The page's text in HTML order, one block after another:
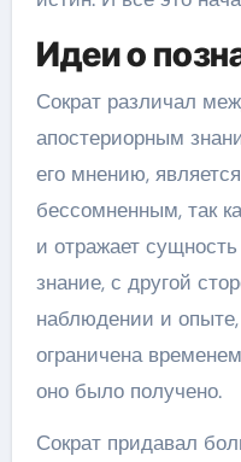
Идеи о
Сократ различал
апостериорным
его мнению,
бессомненным, так
и отражает
знание, с другой
наблюдении и опыте,
ограничена
оно было получено.
Сократ придавал